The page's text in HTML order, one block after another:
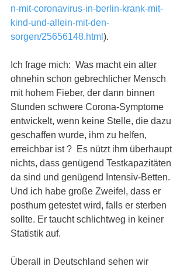
n-mit-coronavirus-in-berlin-krank-mit-
kind-und-allein-mit-den-
sorgen/25656148.html ).
Ich frage mich:  Was macht ein alter
ohnehin schon gebrechlicher Mensch
mit hohem Fieber, der dann binnen
Stunden schwere Corona-Symptome
entwickelt, wenn keine Stelle, die dazu
geschaffen wurde, ihm zu helfen,
erreichbar ist ?  Es nützt ihm überhaupt
nichts, dass genügend Testkapazitäten
da sind und genügend Intensiv-Betten.
Und ich habe große Zweifel, dass er
posthum getestet wird, falls er sterben
sollte. Er taucht schlichtweg in keiner
Statistik auf.
Überall in Deutschland sehen wir